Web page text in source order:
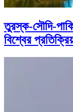
তুরস্ক-সৌদি-
বিশ্বের